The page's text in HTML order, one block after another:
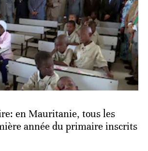
en Mauritanie, tous les
année du primaire inscrits